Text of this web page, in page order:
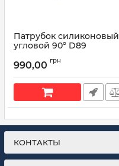
Патрубок силиконовый
угловой 90° D89
Артикул: 90° D89 L200*200
990,00 грн
КОНТАКТЫ